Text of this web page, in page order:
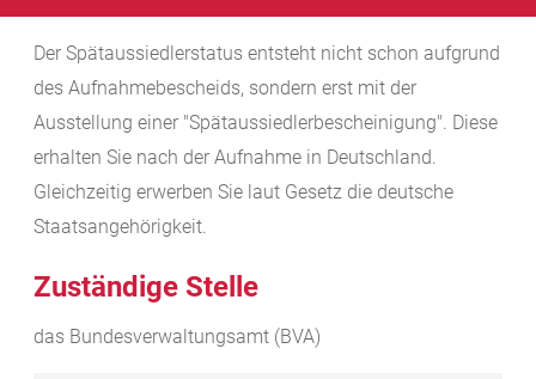
Der Spätaussiedlerstatus entsteht nicht schon aufgrund
des Aufnahmebescheids, sondern erst mit der
Ausstellung einer "Spätaussiedlerbescheinigung". Diese
erhalten Sie nach der Aufnahme in Deutschland.
Gleichzeitig erwerben Sie laut Gesetz die deutsche
Staatsangehörigkeit.
Zuständige Stelle
das Bundesverwaltungsamt (BVA)